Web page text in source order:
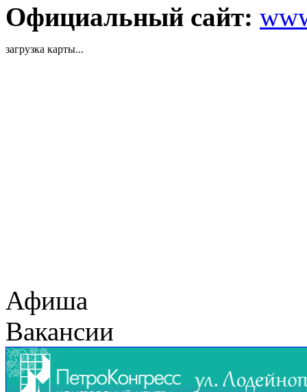
Официальный сайт:
загрузка карты...
Афиша
Вакансии